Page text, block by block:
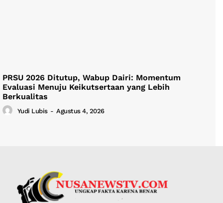
PRSU 2026 Ditutup, Wabup Dairi: Momentum
Evaluasi Menuju Keikutsertaan yang Lebih
Berkualitas
Yudi Lubis - Agustus 4, 2026